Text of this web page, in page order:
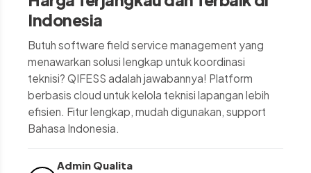
Indonesia
Butuh software field service management yang
menawarkan solusi lengkap untuk koordinasi
teknisi? QIFESS adalah jawabannya! Platform
berbasis cloud untuk kelola teknisi lapangan lebih
efisien. Fitur lengkap, mudah digunakan, support
Bahasa Indonesia.
Admin Qualita